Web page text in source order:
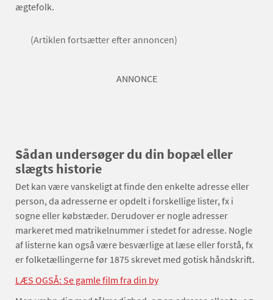
ægtefolk.
(Artiklen fortsætter efter annoncen)
ANNONCE
Sådan undersøger du din bopæl eller
slægts historie
Det kan være vanskeligt at finde den enkelte adresse eller
person, da adresserne er opdelt i forskellige lister, fx i
sogne eller købstæder. Derudover er nogle adresser
markeret med matrikelnummer i stedet for adresse. Nogle
af listerne kan også være besværlige at læse eller forstå, fx
er folketællingerne før 1875 skrevet med gotisk håndskrift.
LÆS OGSÅ: Se gamle film fra din by